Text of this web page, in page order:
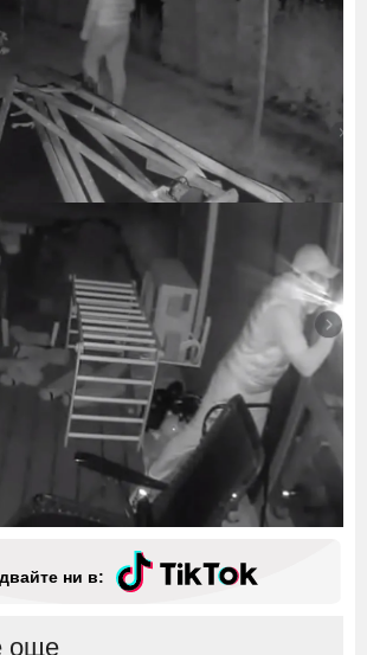
ни в:
още